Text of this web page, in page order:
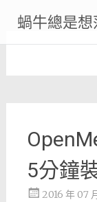
content
蝸牛總是想
5分鐘
2016 年 07